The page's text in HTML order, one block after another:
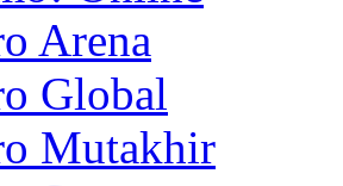
Arena
Global
Mutakhir